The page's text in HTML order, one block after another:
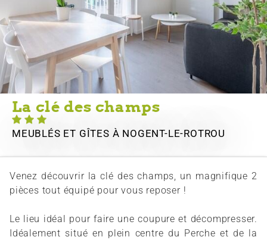
La clé des champs
MEUBLÉS ET GÎTES À NOGENT-LE-ROTROU
Venez découvrir la clé des champs, un magnifique 2
pièces tout équipé pour vous reposer !
Le lieu idéal pour faire une coupure et décompresser.
Idéalement situé en plein centre du Perche et de la